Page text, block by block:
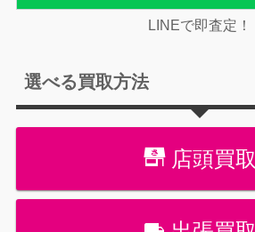
LINEで即査定！
選べる買取方法
店頭買取